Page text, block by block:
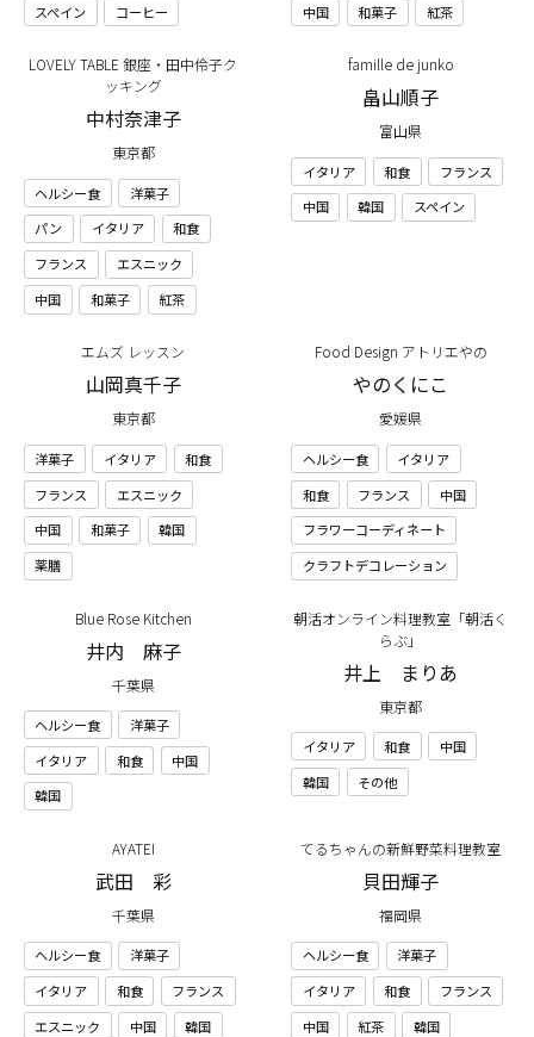
スペイン
コーヒー
中国
和菓子 紅茶
LOVELY TABLE 銀座・田中伶子ク
ッキング
中村奈津子
東京都
ヘルシー食
洋菓子
パン
イタリア
和食
フランス
エスニック
中国
和菓子 紅茶
famille de junko
畠山順子
富山県
イタリア 和食
フランス
中国
韓国 スペイン
エムズ レッスン
山岡真千子
東京都
洋菓子 イタリア
和食
フランス
エスニック
中国
和菓子
韓国
薬膳
Food Design アトリエやの
やのくにこ
愛媛県
ヘルシー食
イタリア
和食
フランス
中国
フラワーコーディネート
クラフトデコレーション
Blue Rose Kitchen
井内 麻子
千葉県
ヘルシー食
洋菓子
イタリア
和食
中国
韓国
朝活オンライン料理教室「朝活く
らぶ」
井上 まりあ
東京都
イタリア 和食
中国
韓国
その他
AYATEI
武田 彩
千葉県
ヘルシー食
洋菓子
イタリア
和食
フランス
エスニック
中国
韓国
てるちゃんの新鮮野菜料理教室
貝田輝子
福岡県
ヘルシー食
洋菓子
イタリア
和食
フランス
中国
紅茶
韓国